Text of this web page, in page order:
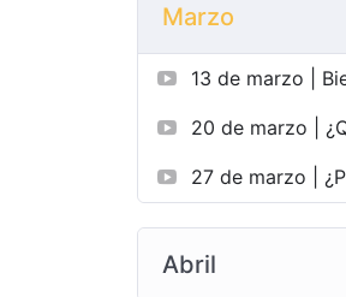
Marzo
13 de marzo |
20 de marzo |
27 de marzo |
Abril